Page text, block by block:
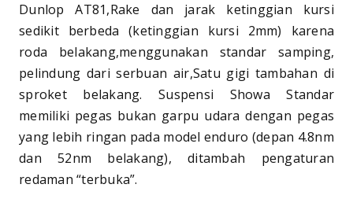
Dunlop AT81,Rake dan jarak ketinggian kursi
sedikit berbeda (ketinggian kursi 2mm) karena
roda belakang,menggunakan standar samping,
pelindung dari serbuan air,Satu gigi tambahan di
sproket belakang. Suspensi Showa Standar
memiliki pegas bukan garpu udara dengan pegas
yang lebih ringan pada model enduro (depan 4.8nm
dan 52nm belakang), ditambah pengaturan
redaman “terbuka”.